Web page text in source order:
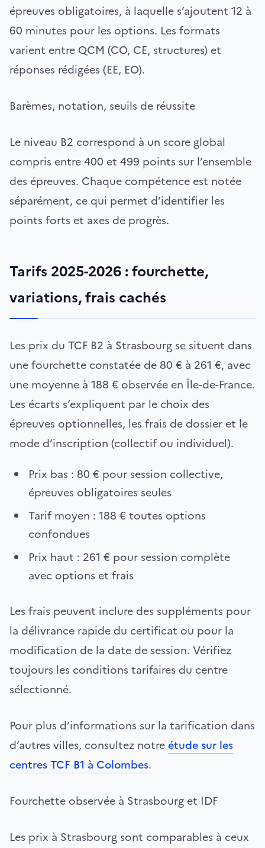
épreuves obligatoires, à laquelle s’ajoutent 12 à
60 minutes pour les options. Les formats
varient entre QCM (CO, CE, structures) et
réponses rédigées (EE, EO).
Barèmes, notation, seuils de réussite
Le niveau B2 correspond à un score global
compris entre 400 et 499 points sur l’ensemble
des épreuves. Chaque compétence est notée
séparément, ce qui permet d’identifier les
points forts et axes de progrès.
Tarifs 2025-2026 : fourchette,
variations, frais cachés
Les prix du TCF B2 à Strasbourg se situent dans
une fourchette constatée de 80 € à 261 €, avec
une moyenne à 188 € observée en Île-de-France.
Les écarts s’expliquent par le choix des
épreuves optionnelles, les frais de dossier et le
mode d’inscription (collectif ou individuel).
Prix bas : 80 € pour session collective,
épreuves obligatoires seules
Tarif moyen : 188 € toutes options
confondues
Prix haut : 261 € pour session complète
avec options et frais
Les frais peuvent inclure des suppléments pour
la délivrance rapide du certificat ou pour la
modification de la date de session. Vérifiez
toujours les conditions tarifaires du centre
sélectionné.
Pour plus d’informations sur la tarification dans
d’autres villes, consultez notreétude sur les
centres TCF B1 à Colombes.
Fourchette observée à Strasbourg et IDF
Les prix à Strasbourg sont comparables à ceux